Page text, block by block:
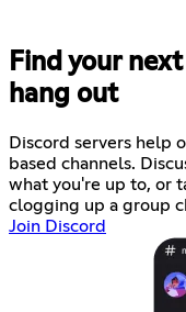
Find your
hang out
Discord servers help
based channels.
what you're up to, or
clogging up a group
Join Discord